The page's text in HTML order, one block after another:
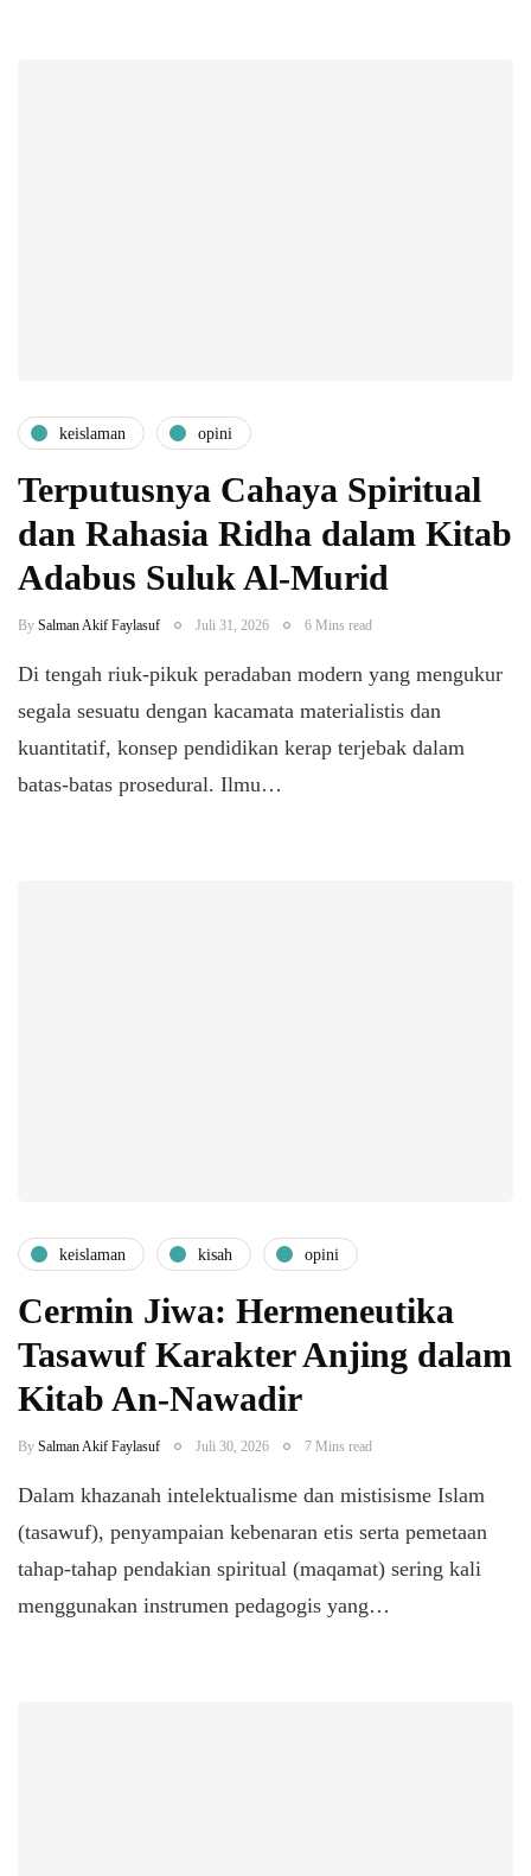
keislaman opini
Terputusnya Cahaya Spiritual
dan Rahasia Ridha dalam Kitab
Adabus Suluk Al-Murid
By Salman Akif Faylasuf Juli 31, 2026 6 Mins read
Di tengah riuk-pikuk peradaban modern yang mengukur
segala sesuatu dengan kacamata materialistis dan
kuantitatif, konsep pendidikan kerap terjebak dalam
batas-batas prosedural. Ilmu…
keislaman kisah opini
Cermin Jiwa: Hermeneutika
Tasawuf Karakter Anjing dalam
Kitab An-Nawadir
By Salman Akif Faylasuf Juli 30, 2026 7 Mins read
Dalam khazanah intelektualisme dan mistisisme Islam
(tasawuf), penyampaian kebenaran etis serta pemetaan
tahap-tahap pendakian spiritual (maqamat) sering kali
menggunakan instrumen pedagogis yang…